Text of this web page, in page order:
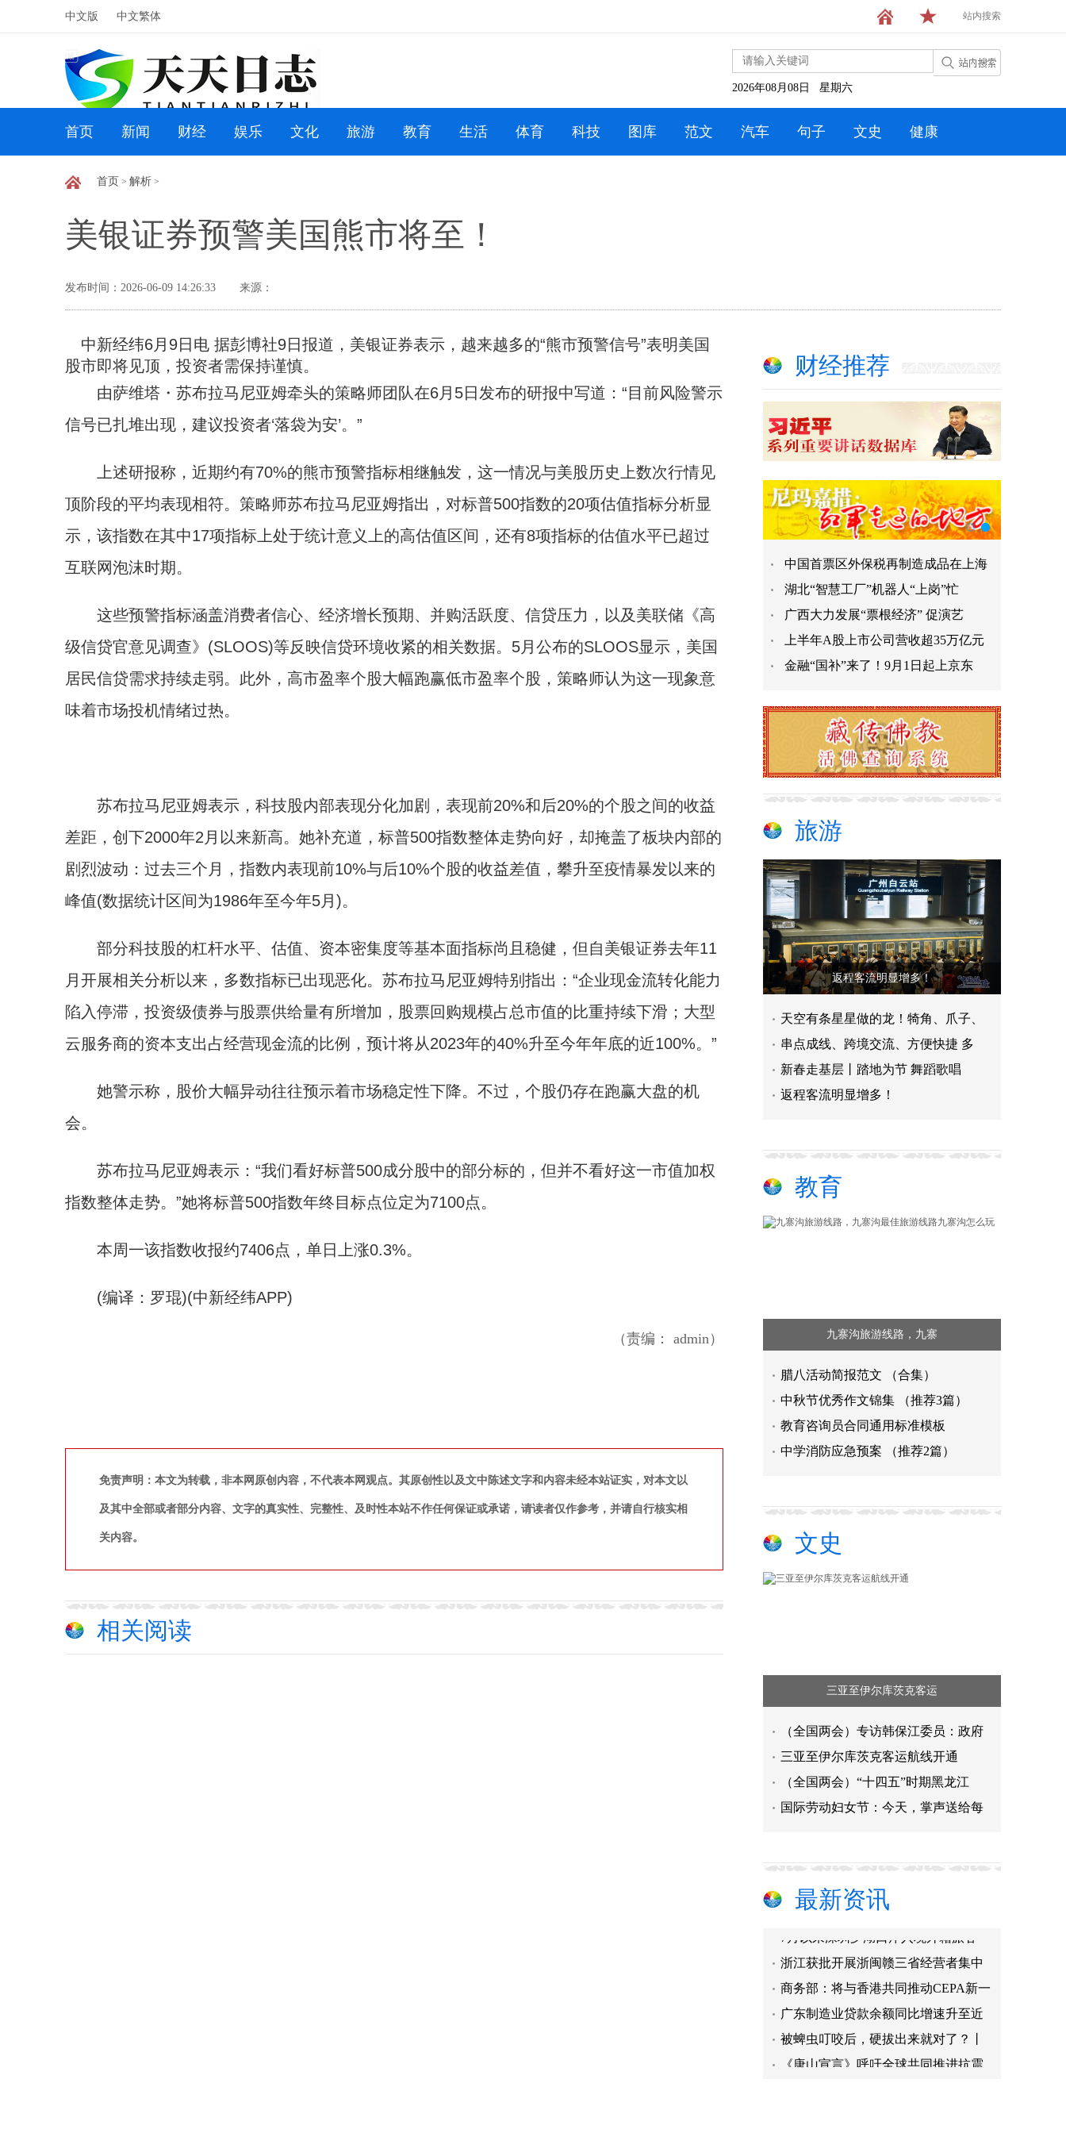
中文版 中文繁体 站内搜索
2026年08月08日 星期六
首页 新闻 财经 娱乐 文化 旅游 教育 生活 体育 科技 图库 范文 汽车 句子 文史 健康
首页 > 解析 >
美银证券预警美国熊市将至！
发布时间：2026-06-09 14:26:33 来源：
中新经纬6月9日电 据彭博社9日报道，美银证券表示，越来越多的“熊市预警信号”表明美国
股市即将见顶，投资者需保持谨慎。
由萨维塔・苏布拉马尼亚姆牵头的策略师团队在6月5日发布的研报中写道：“目前风险警示
信号已扎堆出现，建议投资者‘落袋为安’。”
上述研报称，近期约有70%的熊市预警指标相继触发，这一情况与美股历史上数次行情见
顶阶段的平均表现相符。策略师苏布拉马尼亚姆指出，对标普500指数的20项估值指标分析显
示，该指数在其中17项指标上处于统计意义上的高估值区间，还有8项指标的估值水平已超过
互联网泡沫时期。
这些预警指标涵盖消费者信心、经济增长预期、并购活跃度、信贷压力，以及美联储《高
级信贷官意见调查》(SLOOS)等反映信贷环境收紧的相关数据。5月公布的SLOOS显示，美国
居民信贷需求持续走弱。此外，高市盈率个股大幅跑赢低市盈率个股，策略师认为这一现象意
味着市场投机情绪过热。
苏布拉马尼亚姆表示，科技股内部表现分化加剧，表现前20%和后20%的个股之间的收益
差距，创下2000年2月以来新高。她补充道，标普500指数整体走势向好，却掩盖了板块内部的
剧烈波动：过去三个月，指数内表现前10%与后10%个股的收益差值，攀升至疫情暴发以来的
峰值(数据统计区间为1986年至今年5月)。
部分科技股的杠杆水平、估值、资本密集度等基本面指标尚且稳健，但自美银证券去年11
月开展相关分析以来，多数指标已出现恶化。苏布拉马尼亚姆特别指出：“企业现金流转化能力
陷入停滞，投资级债券与股票供给量有所增加，股票回购规模占总市值的比重持续下滑；大型
云服务商的资本支出占经营现金流的比例，预计将从2023年的40%升至今年年底的近100%。”
她警示称，股价大幅异动往往预示着市场稳定性下降。不过，个股仍存在跑赢大盘的机
会。
苏布拉马尼亚姆表示：“我们看好标普500成分股中的部分标的，但并不看好这一市值加权
指数整体走势。”她将标普500指数年终目标点位定为7100点。
本周一该指数收报约7406点，单日上涨0.3%。
(编译：罗琨)(中新经纬APP)
（责编： admin）
免责声明：本文为转载，非本网原创内容，不代表本网观点。其原创性以及文中陈述文字和内容未经本站证实，对本文以
及其中全部或者部分内容、文字的真实性、完整性、及时性本站不作任何保证或承诺，请读者仅作参考，并请自行核实相
关内容。
相关阅读
财经推荐
中国首票区外保税再制造成品在上海
湖北“智慧工厂”机器人“上岗”忙
广西大力发展“票根经济” 促演艺
上半年A股上市公司营收超35万亿元
金融“国补”来了！9月1日起上京东
旅游
返程客流明显增多！
天空有条星星做的龙！犄角、爪子、
串点成线、跨境交流、方便快捷 多
新春走基层丨踏地为节 舞蹈歌唱
返程客流明显增多！
教育
九寨沟旅游线路，九寨
腊八活动简报范文 （合集）
中秋节优秀作文锦集 （推荐3篇）
教育咨询员合同通用标准模板
中学消防应急预案 （推荐2篇）
文史
三亚至伊尔库茨克客运
（全国两会）专访韩保江委员：政府
三亚至伊尔库茨克客运航线开通
（全国两会）“十四五”时期黑龙江
国际劳动妇女节：今天，掌声送给每
最新资讯
市场监管总局：饮料类食品安全抽检
金融支持两岸融合发展示范区建设显